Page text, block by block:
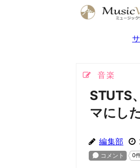
音楽
STUTS
マにし
編集部